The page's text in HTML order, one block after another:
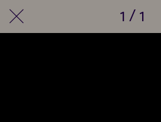
1 / 1